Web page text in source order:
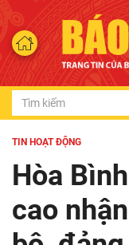
TIN HOẠT ĐỘNG
Hòa
cao